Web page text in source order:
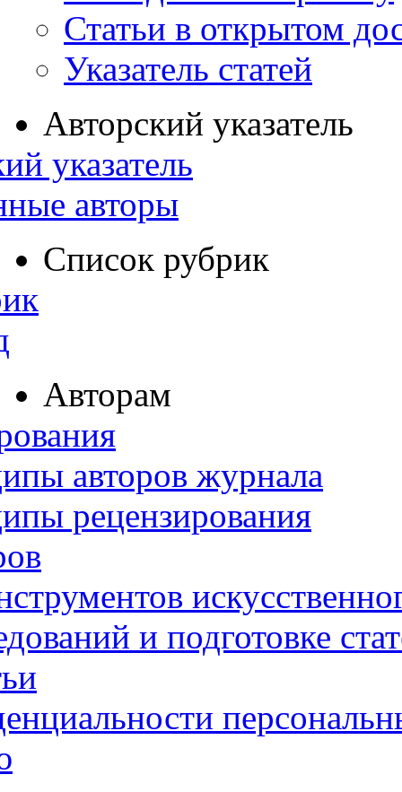
Статьи в открытом
Указатель статей
Авторский указатель
указатель
авторы
Список рубрик
Авторам
авторов журнала
рецензирования
и подготовке